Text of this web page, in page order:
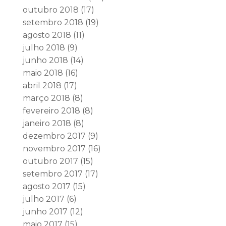
outubro 2018 (17)
setembro 2018 (19)
agosto 2018 (11)
julho 2018 (9)
junho 2018 (14)
maio 2018 (16)
abril 2018 (17)
março 2018 (8)
fevereiro 2018 (8)
janeiro 2018 (8)
dezembro 2017 (9)
novembro 2017 (16)
outubro 2017 (15)
setembro 2017 (17)
agosto 2017 (15)
julho 2017 (6)
junho 2017 (12)